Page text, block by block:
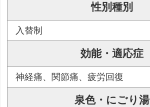
性別種別
入替制
効能・適応症
神経痛、関節痛、疲労回復
泉色・にごり湯